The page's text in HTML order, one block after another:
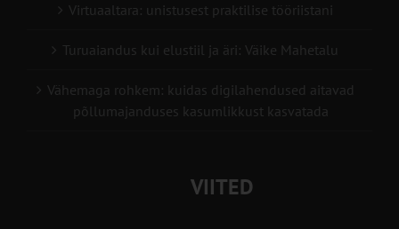
Virtuaaltara: unistusest praktilise tööriistani
Turuaiandus kui elustiil ja äri: Väike Mahetalu
Vähemaga rohkem: kuidas digilahendused aitavad
põllumajanduses kasumlikkust kasvatada
VIITED